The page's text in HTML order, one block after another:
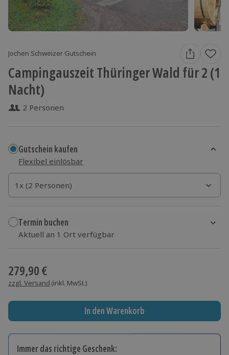
Jochen Schweizer Gutschein
Campingauszeit Thüringer Wald für 2 (1
Nacht)
2 Personen
Gutschein kaufen
Flexibel einlösbar
1x (2 Personen)
1x (2 Personen)
1x (2 Personen)
Termin buchen
Aktuell an 1 Ort verfügbar
279,90 €
zzgl. Versand (inkl. MwSt.)
In den Warenkorb
Immer das richtige Geschenk: